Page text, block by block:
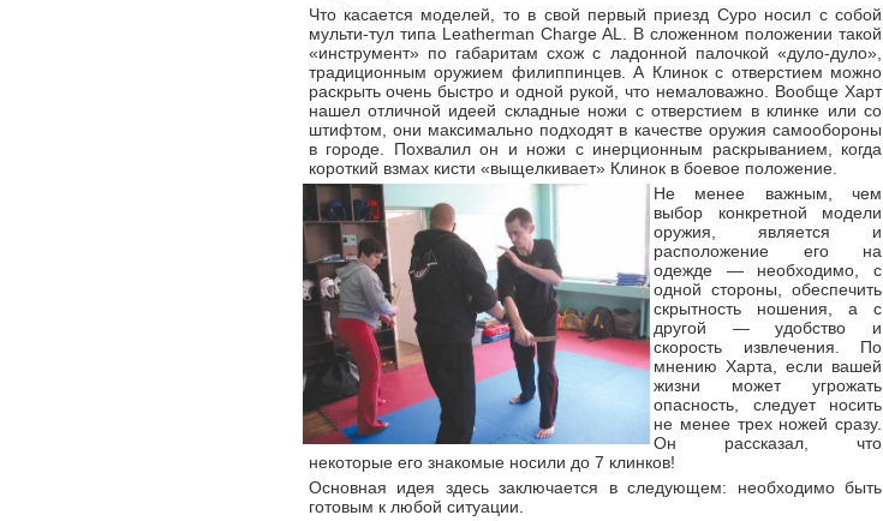
Что касается моделей, то в свой первый приезд Суро носил с собой
мульти-тул типа Leatherman Charge AL. В сложенном положении такой
«инструмент» по габаритам схож с ладонной палочкой «дуло-дуло»,
традиционным оружием филиппинцев. А Клинок с отверстием можно
раскрыть очень быстро и одной рукой, что немаловажно. Вообще Харт
нашел отличной идеей складные ножи с отверстием в клинке или со
штифтом, они максимально подходят в качестве оружия самообороны
в городе. Похвалил он и ножи с инерционным раскрыванием, когда
короткий взмах кисти «выщелкивает» Клинок в боевое положение.
Не менее важным, чем
выбор конкретной модели
оружия, является и
расположение его на
одежде — необходимо, с
одной стороны, обеспечить
скрытность ношения, а с
другой — удобство и
скорость извлечения. По
мнению Харта, если вашей
жизни может угрожать
опасность, следует носить
не менее трех ножей сразу.
Он рассказал, что
некоторые его знакомые носили до 7 клинков!
Основная идея здесь заключается в следующем: необходимо быть
готовым к любой ситуации.